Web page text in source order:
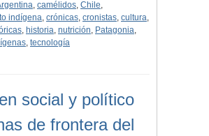
, camélidos, Chile,
indígena, crónicas, cronistas, cultura,
, historia, nutrición, Patagonia,
, tecnología
social y político
de frontera del